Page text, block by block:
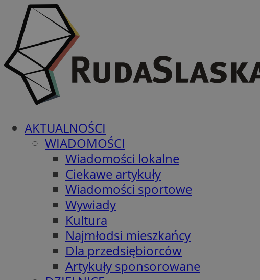
AKTUALNOŚCI
WIADOMOŚCI
Wiadomości lokalne
Ciekawe artykuły
Wiadomości sportowe
Wywiady
Kultura
Najmłodsi mieszkańcy
Dla przedsiębiorców
Artykuły sponsorowane